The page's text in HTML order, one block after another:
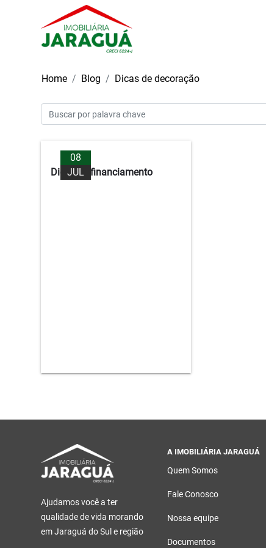
Home Blog Dicas de decoração
08
JUL
Dicas de financiamento
Ajudamos você a ter
qualidade de vida morando
em Jaraguá do Sul e região
A IMOBILIÁRIA JARAGUÁ
Quem Somos
Fale Conosco
Nossa equipe
Documentos